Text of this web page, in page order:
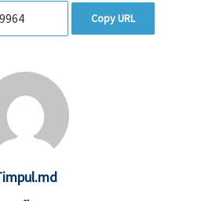
Copy URL